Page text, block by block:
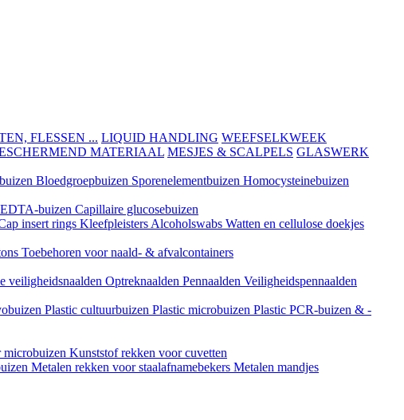
FLESSEN ... LIQUID HANDLING WEEFSELKWEEK
MATERIAAL MESJES & SCALPELS GLASWERK
Bloedgroepbuizen Sporenelementbuizen Homocysteinebuizen
buizen Capillaire glucosebuizen
insert rings Kleefpleisters Alcoholswabs Watten en cellulose doekjes
Toebehoren voor naald- & afvalcontainers
veiligheidsnaalden Optreknaalden Pennaalden Veiligheidspennaalden
Plastic cultuurbuizen Plastic microbuizen Plastic PCR-buizen & -
Kunststof rekken voor cuvetten
Metalen rekken voor staalafnamebekers Metalen mandjes